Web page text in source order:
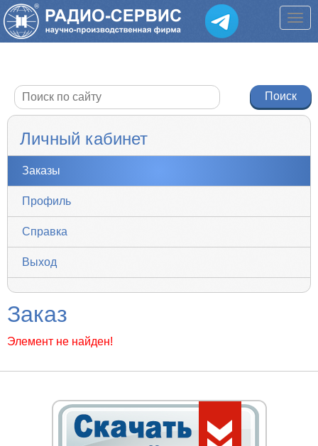
Личный кабинет
Заказы
Профиль
Справка
Выход
Заказ
Элемент не найден!